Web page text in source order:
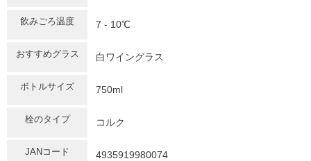
飲みごろ温度 7 - 10℃
おすすめグラス 白ワイングラス
ボトルサイズ 750ml
栓のタイプ コルク
JANコード 4935919980074